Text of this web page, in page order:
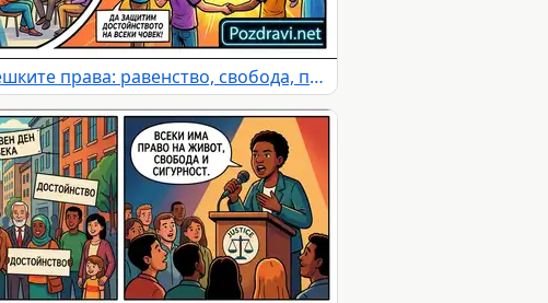
Илюстрация за човешките права: равенство, свобода, право на глас и сдружаване.